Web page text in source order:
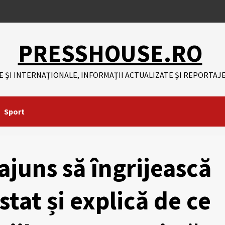
PRESSHOUSE.RO
ȘI INTERNAȚIONALE, INFORMAȚII ACTUALIZATE ȘI
Sport
să îngrijească
și explică de ce